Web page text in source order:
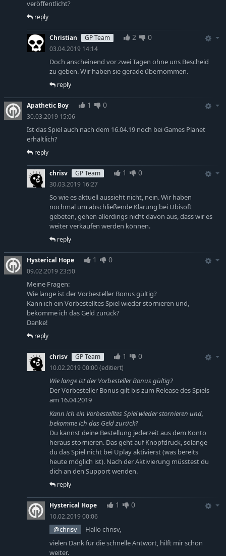
veröffentlicht?
reply
Christian GP Team 2 0
03.04.2019 14:14
Doch anscheinend vor zwei Tagen ohne uns Bescheid
zu geben. Wir haben sie gerade übernommen.
reply
Apathetic Boy 1 0
30.03.2019 15:06
Ist das Spiel auch nach dem 16.04.19 noch bei Games Planet
erhältlich?
reply
chrisv GP Team 1 0
30.03.2019 16:27
So wie es aktuell aussieht nicht, nein. Wir haben
nochmal um abschließende Klärung bei Ubisoft
gebeten, gehen allerdings nicht davon aus, dass wir es
weiter verkaufen werden können.
reply
Hysterical Hope 1 0
09.02.2019 23:50
Meine Fragen:
Wie lange ist der Vorbesteller Bonus gültig?
Kann ich ein Vorbestelltes Spiel wieder stornieren und,
bekomme ich das Geld zurück?
Danke!
reply
chrisv GP Team 1 0
10.02.2019 00:00 (editiert)
Wie lange ist der Vorbesteller Bonus gültig?
Der Vorbesteller Bonus gilt bis zum Release des Spiels
am 16.04.2019
Kann ich ein Vorbestelltes Spiel wieder stornieren und,
bekomme ich das Geld zurück?
Du kannst deine Bestellung jederzeit aus dem Konto
heraus stornieren. Das geht auf Knopfdruck, solange
du das Spiel nicht bei Uplay aktivierst (was bereits
heute möglich ist). Nach der Aktivierung müsstest du
dich an den Support wenden.
reply
Hysterical Hope 1 0
10.02.2019 00:06
@chrisv
Hallo chrisv,
vielen Dank für die schnelle Antwort, hilft mir schon
weiter.